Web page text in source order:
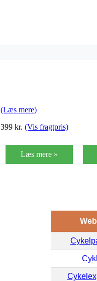
(Læs mere)
399 kr. (Vis fragtpris)
Læs mere »